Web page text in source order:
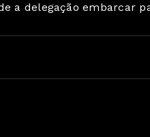
a delegação embarcar